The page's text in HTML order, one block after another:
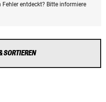
entdeckt? Bitte informiere
SORTIEREN